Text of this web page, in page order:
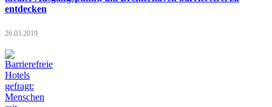
entdecken
26.03.2019